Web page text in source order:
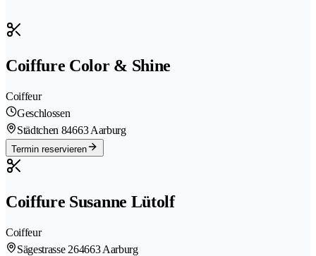
Coiffure Color & Shine
Coiffeur
Geschlossen
Städtchen 84663 Aarburg
Termin reservieren
Coiffure Susanne Lütolf
Coiffeur
Sägestrasse 264663 Aarburg